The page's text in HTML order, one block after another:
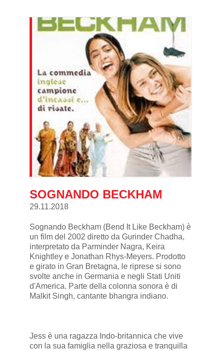
SOGNANDO BECKHAM
29.11.2018
Sognando Beckham (Bend It Like Beckham) è
un film del 2002 diretto da Gurinder Chadha,
interpretato da Parminder Nagra, Keira
Knightley e Jonathan Rhys-Meyers. Prodotto
e girato in Gran Bretagna, le riprese si sono
svolte anche in Germania e negli Stati Uniti
d'America. Parte della colonna sonora è di
Malkit Singh, cantante bhangra indiano.
Jess è una ragazza Indo-britannica che vive
con la sua famiglia nella graziosa e tranquilla